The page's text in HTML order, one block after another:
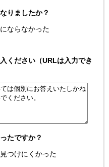
りましたか？
ならなかった
ください（URLは入力でき
たですか？
つけにくかった